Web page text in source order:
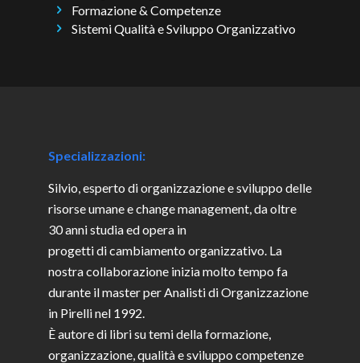
Formazione & Competenze
Sistemi Qualità e Sviluppo Organizzativo
Specializzazioni:
Silvio, esperto di organizzazione e sviluppo delle
risorse umane e change management, da oltre
30 anni studia ed opera in
progetti di cambiamento organizzativo. La
nostra collaborazione inizia molto tempo fa
durante il master per Analisti di Organizzazione
in Pirelli nel 1992.
È autore di libri su temi della formazione,
organizzazione, qualità e sviluppo competenze